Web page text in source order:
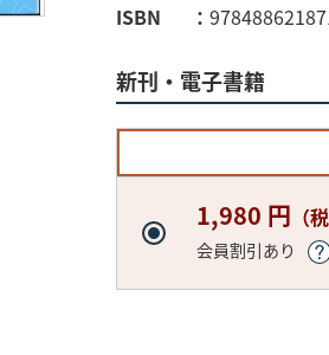
ISBN
新刊・電子書籍
1,980 円 （
会員割引あり